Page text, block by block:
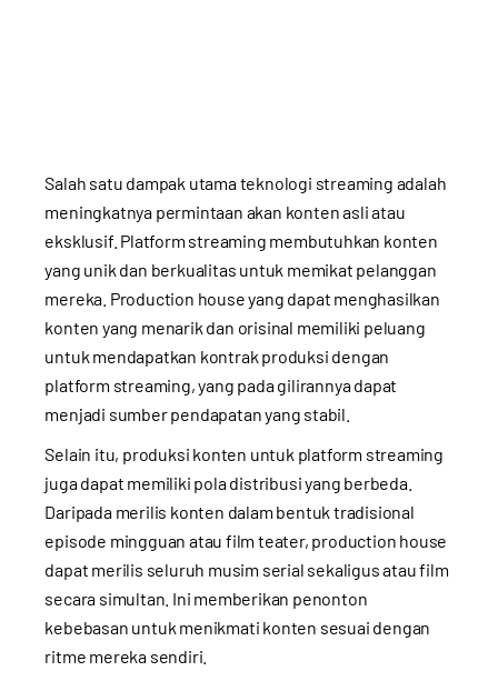
Salah satu dampak utama teknologi streaming adalah
meningkatnya permintaan akan konten asli atau
eksklusif. Platform streaming membutuhkan konten
yang unik dan berkualitas untuk memikat pelanggan
mereka. Production house yang dapat menghasilkan
konten yang menarik dan orisinal memiliki peluang
untuk mendapatkan kontrak produksi dengan
platform streaming, yang pada gilirannya dapat
menjadi sumber pendapatan yang stabil.
Selain itu, produksi konten untuk platform streaming
juga dapat memiliki pola distribusi yang berbeda.
Daripada merilis konten dalam bentuk tradisional
episode mingguan atau film teater, production house
dapat merilis seluruh musim serial sekaligus atau film
secara simultan. Ini memberikan penonton
kebebasan untuk menikmati konten sesuai dengan
ritme mereka sendiri.